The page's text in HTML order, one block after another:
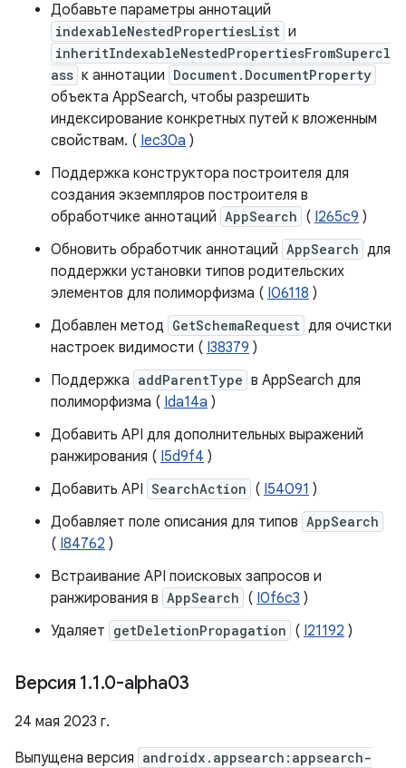
Добавьте параметры аннотаций
indexableNestedPropertiesList и
inheritIndexableNestedPropertiesFromSupercl
ass к аннотации Document.DocumentProperty
объекта AppSearch, чтобы разрешить
индексирование конкретных путей к вложенным
свойствам. ( Iec30a )
Поддержка конструктора построителя для
создания экземпляров построителя в
обработчике аннотаций AppSearch ( I265c9 )
Обновить обработчик аннотаций AppSearch для
поддержки установки типов родительских
элементов для полиморфизма ( I06118 )
Добавлен метод GetSchemaRequest для очистки
настроек видимости ( I38379 )
Поддержка addParentType в AppSearch для
полиморфизма ( Ida14a )
Добавить API для дополнительных выражений
ранжирования ( I5d9f4 )
Добавить API SearchAction ( I54091 )
Добавляет поле описания для типов AppSearch
( I84762 )
Встраивание API поисковых запросов и
ранжирования в AppSearch ( I0f6c3 )
Удаляет getDeletionPropagation ( I21192 )
Версия 1.1.0-alpha03
24 мая 2023 г.
Выпущена версия androidx.appsearch:appsearch-